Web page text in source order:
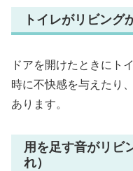
トイレがリビング
ドアを開けたときにト
時に不快感を与えたり
あります。
用を足す音がリビ
れ）